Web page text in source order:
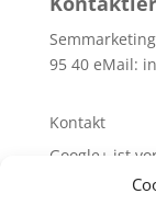
95 40 eMail:
Kontakt
Google+ ist
10 SEO-TIPPS